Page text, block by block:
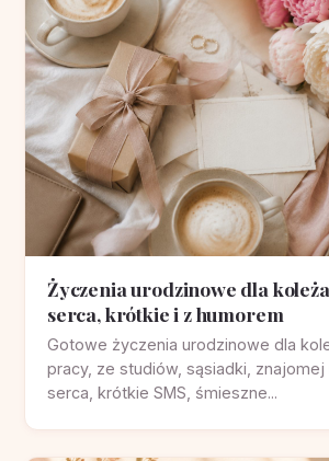
Życzenia urodzinowe dla
serca, krótkie i z humorem
Gotowe życzenia urodzinowe dla
pracy, ze studiów, sąsiadki, znajomej
serca, krótkie SMS, śmieszne...